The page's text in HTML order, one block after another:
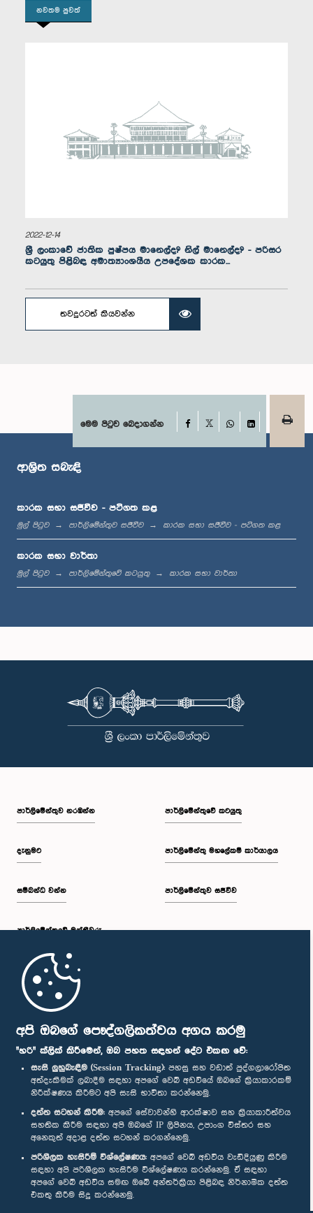
අපි ඔබගේ පෞද්ගලිකත්වය අගය කරමු
"හරි" ක්ලික් කිරීමෙන්, ඔබ පහත සඳහන් දේට එකඟ වේ:
සැසි ලුහුබැඳීම (Session Tracking): පහසු සහ වඩාත් පුද්ගලාරෝපිත
අත්දැකීමක් ලබාදීම සඳහා අපගේ වෙබ් අඩවියේ ඔබගේ ක්‍රියාකාරකම්
නිරීක්ෂණය කිරීමට අපි සැසි භාවිතා කරන්නෙමු.
දත්ත සටහන් කිරීම: අපගේ සේවාවන්හි ආරක්ෂාව සහ ක්‍රියාකාරීත්වය
සහතික කිරීම සඳහා අපි ඔබගේ IP ලිපිනය, උපාංග විස්තර සහ
අනෙකුත් අදාළ දත්ත සටහන් කරගන්නෙමු.
පරිශීලක හැසිරීම් විශ්ලේෂණය: අපගේ වෙබ් අඩවිය වැඩිදියුණු කිරීම
සඳහා අපි පරිශීලක හැසිරීම විශ්ලේෂණය කරන්නෙමු. ඒ සඳහා
අපගේ වෙබ් අඩවිය සමඟ ඔබේ අන්තර්ක්‍රියා පිළිබඳ නිර්නාමික දත්ත
එකතු කිරීම සිදු කරන්නෙමු.
ගරු ඉසුරු දොඩන්ගොඩ මහතා, පා.ම.
සාමාජික
ගරු මංජුලා දිසානායක මහත්මිය, පා.ම.
සාමාජික
නවතම පුවත්
2022-12-14
ශ්‍රී ලංකාවේ ජාතික පුෂ්පය මානෙල්ද? නිල් මානෙල්ද? - පරිසර
කටයුතු පිළිබඳ අමාත්‍යාංශයීය උපදේශක කාරක...
තවදුරටත් කියවන්න
මෙම පිටුව බෙදාගන්න Facebook
WhatsApp
LinkedIn
ආශ්‍රිත සබැඳි
කාරක සභා සජීවීව - පටිගත කළ
මුල් පිටුව පාර්ලිමේන්තුව සජීවීව කාරක සභා සජීවීව - පටිගත කළ
කාරක සභා වාර්තා
මුල් පිටුව පාර්ලිමේන්තුවේ කටයුතු කාරක සභා වාර්තා
පාර්ලි‌මේන්තුව නරඹන්න
දැනුමට
සම්බන්ධ වන්න
පාර්ලි‌මේන්තුවේ මන්ත්‍රීවරු
මුල් පිටුව
පාර්ලිමේන්තුවේ කටයුතු
පාර්ලිමේන්තු මහලේකම් කාර්යාලය
පාර්ලිමේන්තුව සජීවීව
පාර්ලිමේන්තු ජංගම යෙදුම
අප හා සම්බන්ධ වී සිටින්න :
සම්මාන
පෞද්ගලිකත්ව ප්‍රතිපත්තිය